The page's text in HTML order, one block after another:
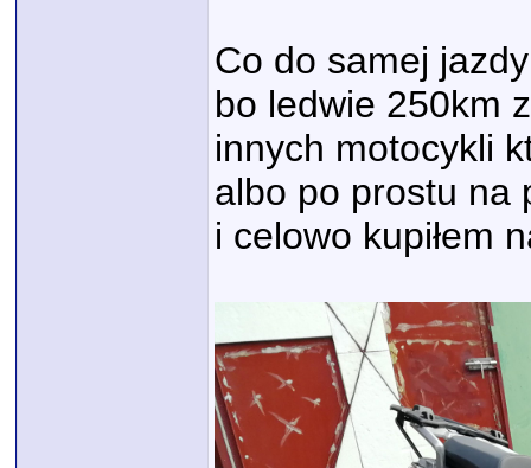
Co do samej
bo ledwie 250km
innych motocykli
albo po prostu na
i celowo kupiłem